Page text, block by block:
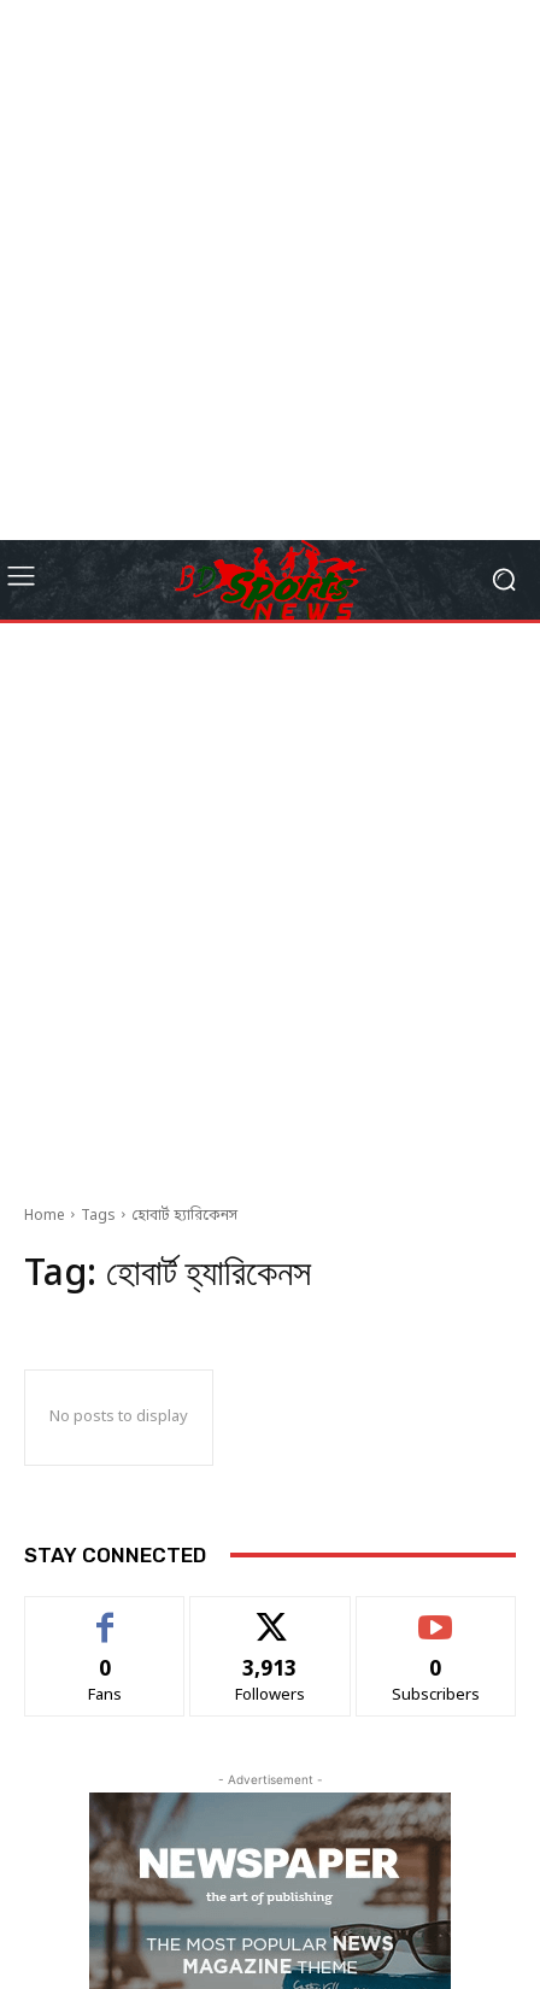
Home Tags হোবার্ট হ্যারিকেনস
Tag: হোবার্ট হ্যারিকেনস
No posts to display
STAY CONNECTED
0
Fans
3,913
Followers
0
Subscribers
- Advertisement -